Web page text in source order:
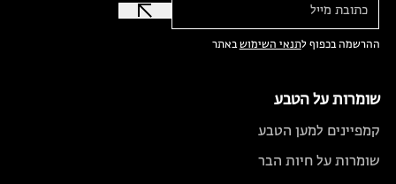
ההרשמה בכפוף לתנאי השימושבאתר
שומרות על הטבע
קמפיינים למען הטבע
שומרות על חיות הבר